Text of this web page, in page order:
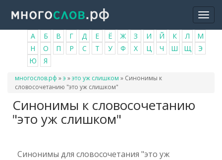
основному
содержанию
А Б В Г Д Е Ё Ж З И Й К Л
М
Н
О П Р С Т У Ф Х Ц Ч Ш Щ
Э
Ю
Я
Вы
здесь
многослов.рф »э »это уж слишком » Синонимы к
словосочетанию "это уж слишком"
Синонимы к словосочетанию
"это уж слишком"
Синонимы для словосочетания "это уж